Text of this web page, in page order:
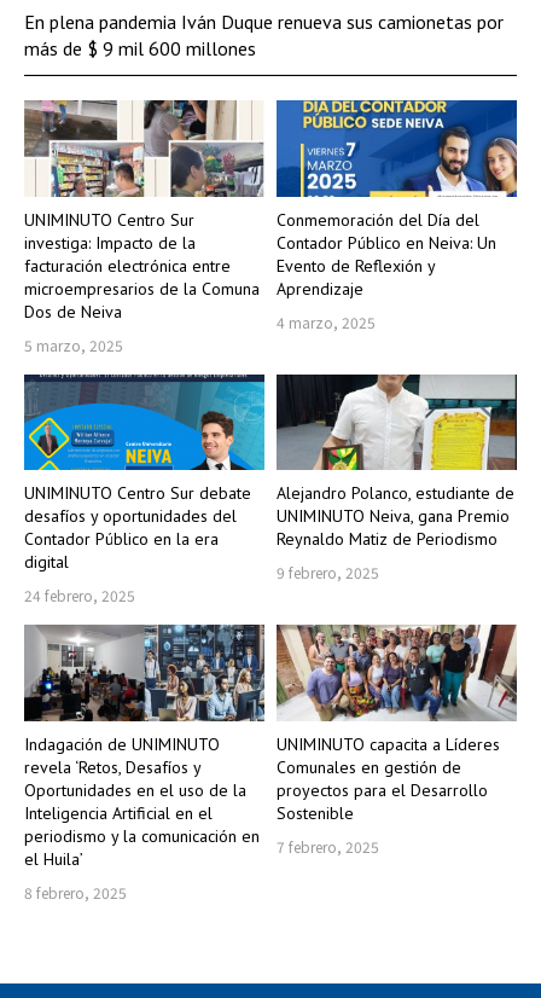
UNIMINUTO Centro Sur
investiga: Impacto de la
facturación electrónica entre
microempresarios de la Comuna
Dos de Neiva
5 marzo, 2025
Conmemoración del Día del
Contador Público en Neiva: Un
Evento de Reflexión y
Aprendizaje
4 marzo, 2025
UNIMINUTO Centro Sur debate
desafíos y oportunidades del
Contador Público en la era
digital
24 febrero, 2025
Alejandro Polanco, estudiante de
UNIMINUTO Neiva, gana Premio
Reynaldo Matiz de Periodismo
9 febrero, 2025
Indagación de UNIMINUTO
revela ‘Retos, Desafíos y
Oportunidades en el uso de la
Inteligencia Artificial en el
periodismo y la comunicación en
el Huila’
8 febrero, 2025
UNIMINUTO capacita a Líderes
Comunales en gestión de
proyectos para el Desarrollo
Sostenible
7 febrero, 2025
En plena pandemia Iván Duque renueva sus camionetas por
más de $ 9 mil 600 millones